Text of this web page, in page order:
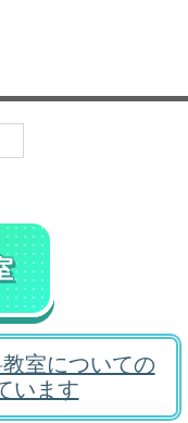
室についての
います